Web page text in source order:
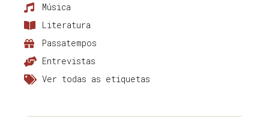
Música
Literatura
Passatempos
Entrevistas
Ver todas as etiquetas